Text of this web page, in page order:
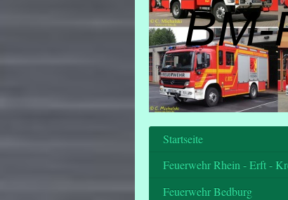
BM-
Startseite
Feuerwehr Rhein - Erft -
Feuerwehr Bedburg